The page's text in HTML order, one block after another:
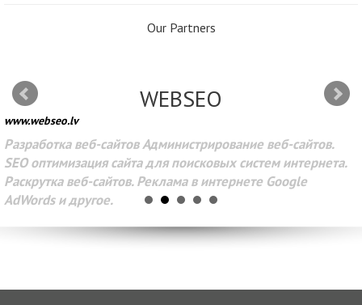
Our Partners
WEBSEO
www.webseo.lv
Разработка веб-сайтов Администрирование веб-сайтов.
SEO оптимизация сайта для поисковых систем интернета.
Раскрутка веб-сайтов. Реклама в интернете Google
AdWords и другое.